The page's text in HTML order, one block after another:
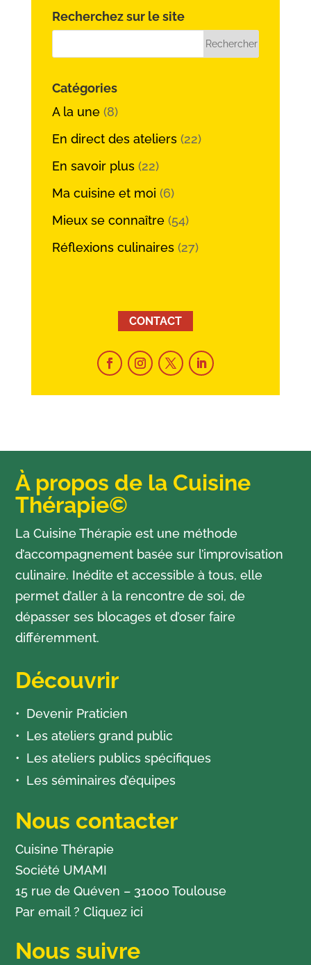
Recherchez sur le site
Catégories
A la une(8)
En direct des ateliers(22)
En savoir plus(22)
Ma cuisine et moi (6)
Mieux se connaître(54)
Réflexions culinaires(27)
CONTACT
À propos de la Cuisine
Thérapie©
La Cuisine Thérapie est une méthode
d’accompagnement basée sur l’improvisation
culinaire. Inédite et accessible à tous, elle
permet d’aller à la rencontre de soi, de
dépasser ses blocages et d’oser faire
différemment.
Découvrir
Devenir Praticien
Les ateliers grand public
Les ateliers publics spécifiques
Les séminaires d’équipes
Nous contacter
Cuisine Thérapie
Société UMAMI
15 rue de Quéven – 31000 Toulouse
Par email ?Cliquez ici
Nous suivre